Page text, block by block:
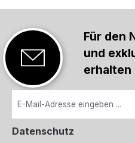
Für den
und
erhalten
Datenschutz